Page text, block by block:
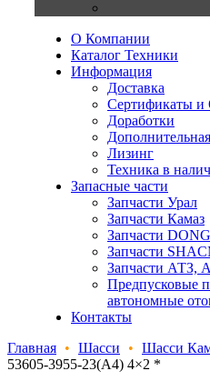
О Компании
Каталог Техники
Информация
Доставка
Сертификаты
Доработки
Лизинг
Техника в
Запасные части
Запчасти Урал
Запчасти Камаз
Запчасти
Запчасти
Запчасти
Предпусковые
автономные
Контакты
Главная • Шасси • Шасси
53605-3955-23(А4) 4×2 *